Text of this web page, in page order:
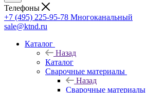
Телефоны
+7 (495) 225-95-78 Многоканальный
sale@ktnd.ru
Каталог
Назад
Каталог
Сварочные материалы
Назад
Сварочные материалы